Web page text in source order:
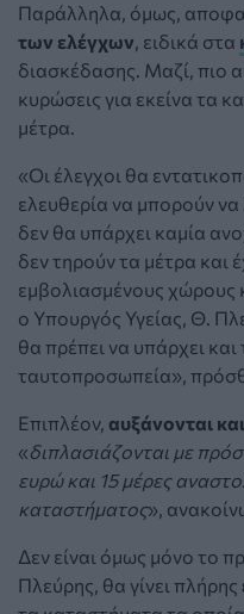
Παράλληλα, όμως,
των ελέγχων , ειδικά στα
διασκέδασης. Μαζί, πιο
κυρώσεις για εκείνα τα
μέτρα.
«Οι έλεγχοι θα
ελευθερία να μπορούν να
δεν θα υπάρχει καμία
δεν τηρούν τα μέτρα και
εμβολιασμένους χώρους
ο Υπουργός Υγείας, Θ.
θα πρέπει να υπάρχει και
ταυτοπροσωπεία»,
Επιπλέον, αυξάνονται
«διπλασιάζονται με
ευρώ και 15 μέρες
καταστήματος»,
Δεν είναι όμως μόνο το
Πλεύρης, θα γίνει πλήρης